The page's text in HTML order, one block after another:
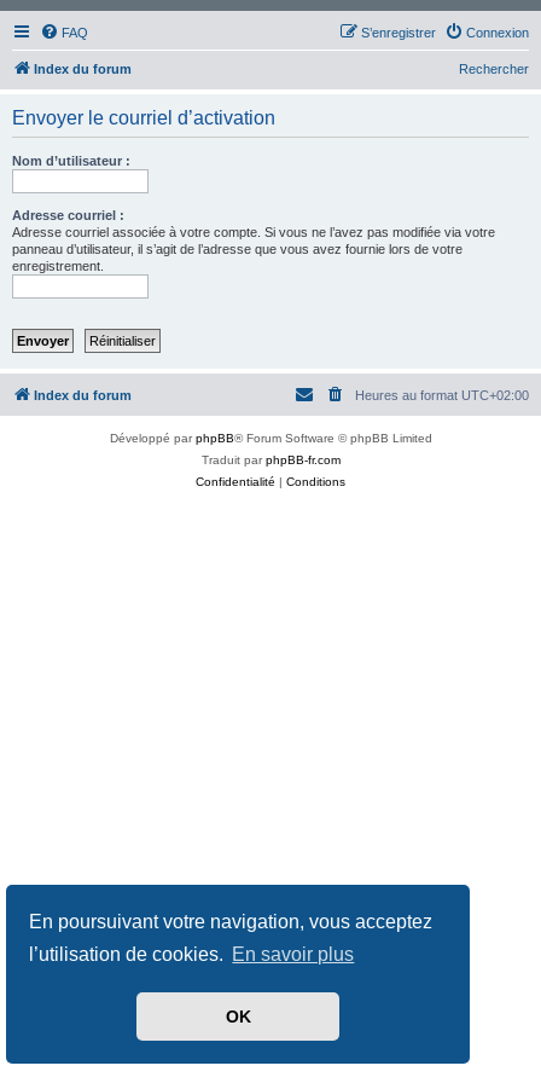
En poursuivant votre navigation, vous acceptez
l’utilisation de cookies. En savoir plus
OK
FAQ Connexion
S’enregistrer
Index du forum Rechercher
Envoyer le courriel d’activation
Nom d’utilisateur :
Adresse courriel :
Adresse courriel associée à votre compte. Si vous ne l’avez pas modifiée via votre
panneau d’utilisateur, il s’agit de l’adresse que vous avez fournie lors de votre
enregistrement.
Index du forum Heures au format UTC+02:00
Développé parphpBB® Forum Software © phpBB Limited
Traduit parphpBB-fr.com
Confidentialité | Conditions